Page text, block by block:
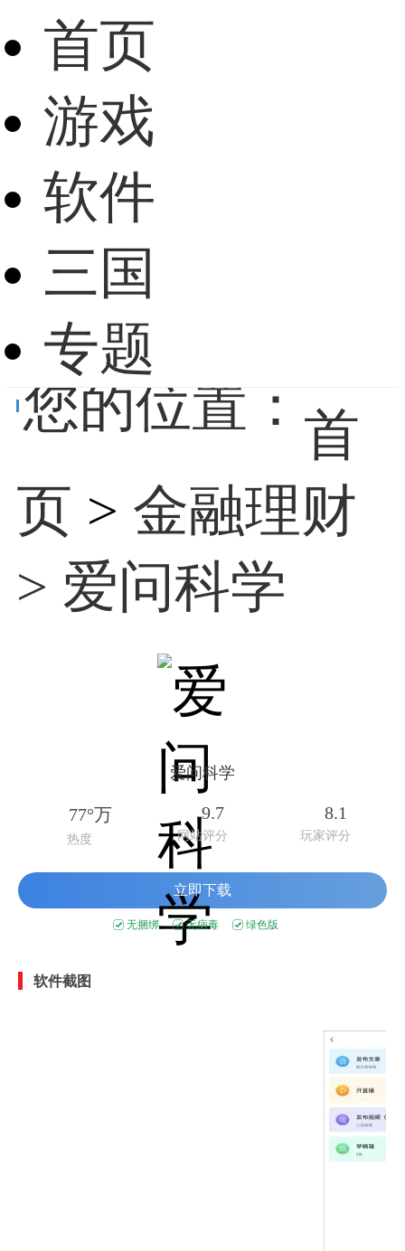
首页
游戏
软件
三国
专题
您的位置： 首
页 > 金融理财
> 爱问科学
爱问科学
77°万
热度
9.7
网站评分
8.1
玩家评分
立即下载
无捆绑 无病毒 绿色版
软件截图